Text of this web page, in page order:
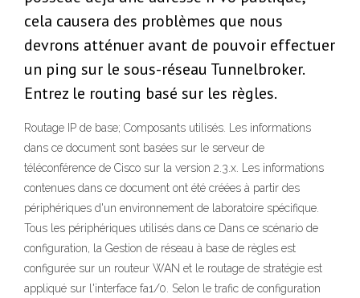
cela causera des problèmes que nous
devrons atténuer avant de pouvoir effectuer
un ping sur le sous-réseau Tunnelbroker.
Entrez le routing basé sur les règles.
Routage IP de base; Composants utilisés. Les informations
dans ce document sont basées sur le serveur de
téléconférence de Cisco sur la version 2.3.x. Les informations
contenues dans ce document ont été créées à partir des
périphériques d'un environnement de laboratoire spécifique.
Tous les périphériques utilisés dans ce Dans ce scénario de
configuration, la Gestion de réseau à base de règles est
configurée sur un routeur WAN et le routage de stratégie est
appliqué sur l'interface fa1/0. Selon le trafic de configuration